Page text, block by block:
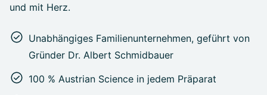
und mit Herz.
Unabhängiges Familienunternehmen, geführt von
Gründer Dr. Albert Schmidbauer
100 % Austrian Science in jedem Präparat